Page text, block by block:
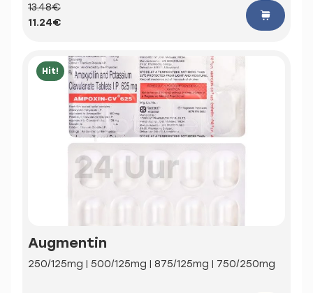
13.48€
11.24€
Hit!
Augmentin
250/125mg | 500/125mg | 875/125mg | 750/250mg